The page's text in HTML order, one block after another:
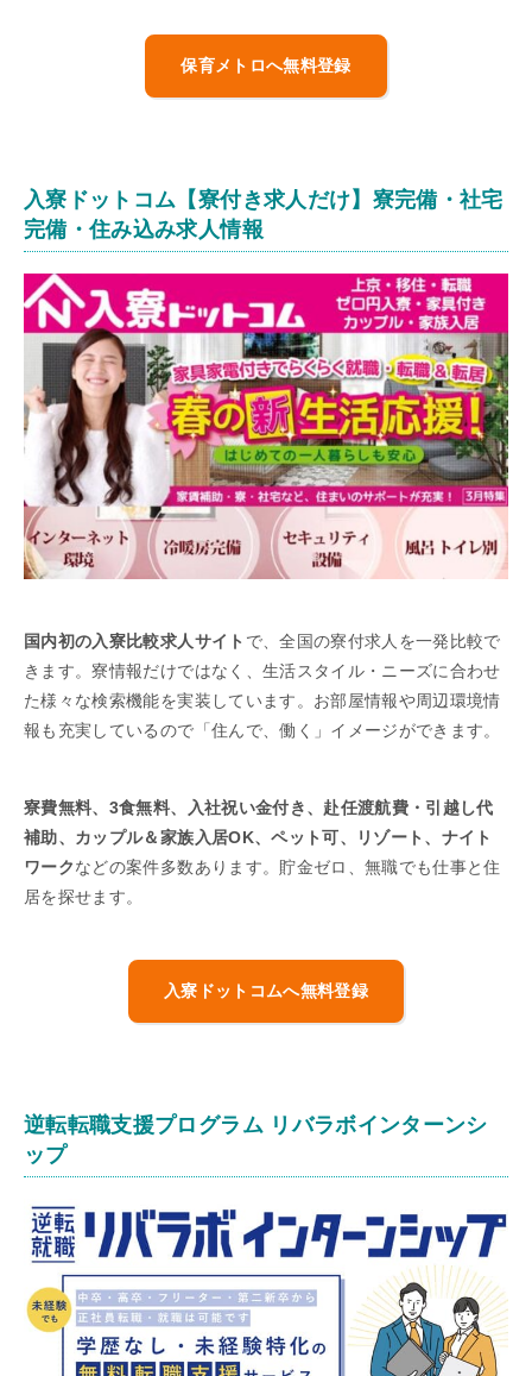
保育メトロへ無料登録
入寮ドットコム【寮付き求人だけ】寮完備・社宅
完備・住み込み求人情報
国内初の入寮比較求人サイト で、全国の寮付求人を一発比較で
きます。寮情報だけではなく、生活スタイル・ニーズに合わせ
た様々な検索機能を実装しています。お部屋情報や周辺環境情
報も充実しているので「住んで、働く」イメージができます。
寮費無料、3食無料、入社祝い金付き、赴任渡航費・引越し代
補助、カップル＆家族入居OK、ペット可、リゾート、ナイト
ワークなどの案件多数あります。貯金ゼロ、無職でも仕事と住
居を探せます。
入寮ドットコムへ無料登録
逆転転職支援プログラム リバラボインターンシ
ップ